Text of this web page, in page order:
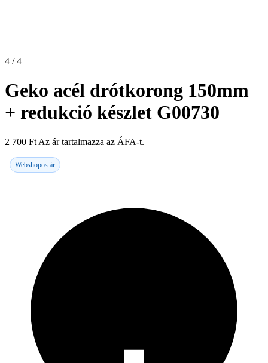
4 / 4
Geko acél drótkorong 150mm
+ redukció készlet G00730
2 700 Ft Az ár tartalmazza az ÁFA-t.
Webshopos ár